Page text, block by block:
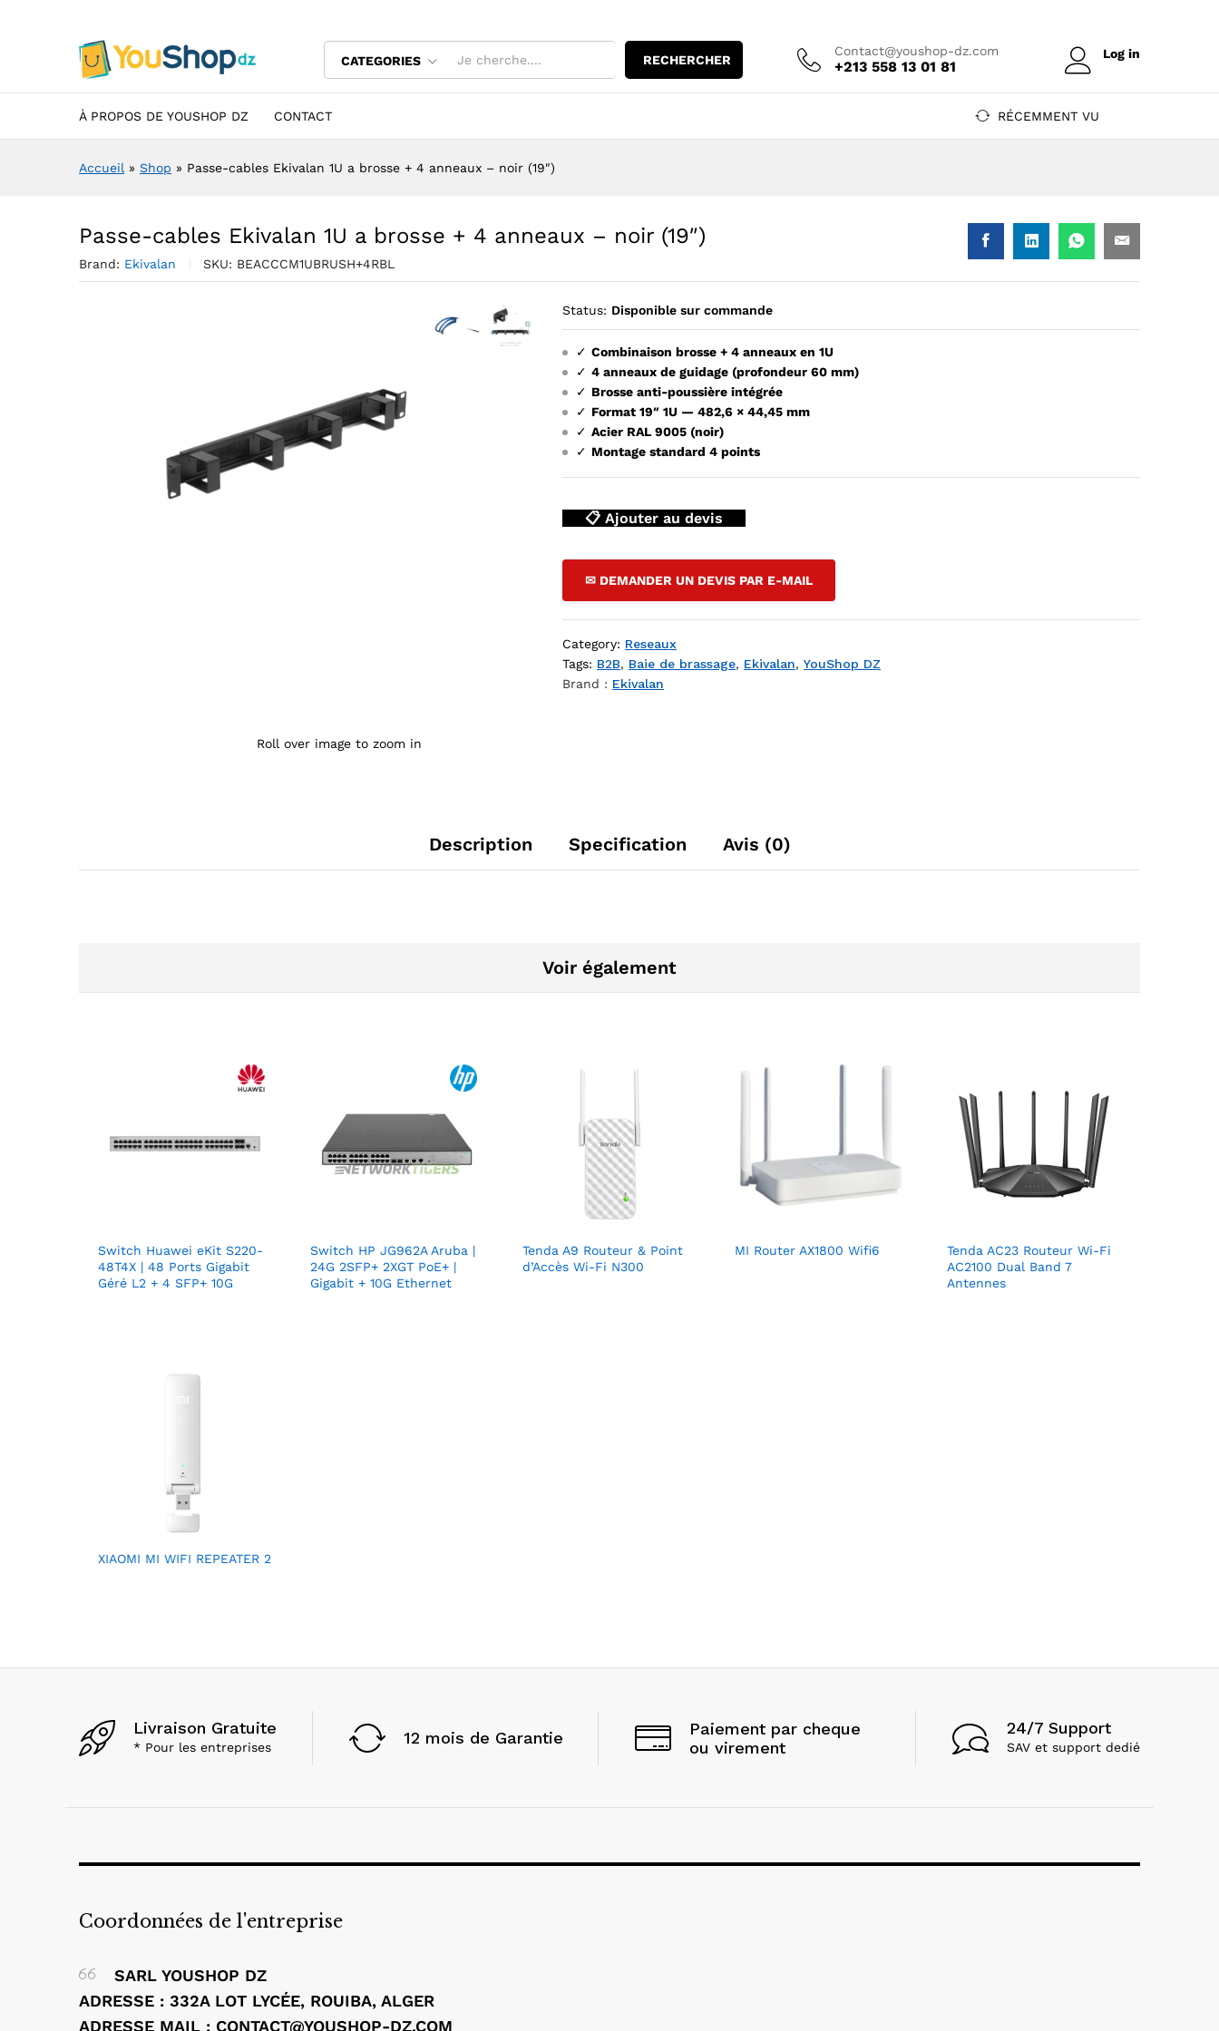
CATEGORIES RECHERCHER
Contact@youshop-dz.com
+213 558 13 01 81
Log in
À PROPOS DE YOUSHOP DZ CONTACT RÉCEMMENT VU
Accueil » Shop » Passe-cables Ekivalan 1U a brosse + 4 anneaux – noir (19″)
Passe-cables Ekivalan 1U a brosse + 4 anneaux – noir (19″)
Brand: Ekivalan SKU: BEACCCM1UBRUSH+4RBL
Agrandir l’image : Passe-cables Ekivalan 1U a brosse + 4 anneaux - noir (19") — YouShop DZ
Agrandir l’image : Passe-cables Ekivalan 1U a brosse + 4 anneaux - noir (19") — YouShop DZ
Agrandir l’image : Passe-cables Ekivalan 1U a brosse + 4 anneaux - noir (19") — YouShop DZ
Roll over image to zoom in
Status: Disponible sur commande
✓Combinaison brosse + 4 anneaux en 1U
✓4 anneaux de guidage (profondeur 60 mm)
✓ Brosse anti-poussière intégrée
✓ Format 19″ 1U — 482,6 × 44,45 mm
✓Acier RAL 9005 (noir)
✓ Montage standard 4 points
📋 Ajouter au devis
✉ DEMANDER UN DEVIS PAR E-MAIL
Category: Reseaux
Tags: B2B, Baie de brassage, Ekivalan,YouShop DZ
Brand : Ekivalan
Description Specification Avis (0)
Voir également
Switch Huawei eKit S220-
48T4X | 48 Ports Gigabit
Géré L2 + 4 SFP+ 10G
Switch HP JG962A Aruba |
24G 2SFP+ 2XGT PoE+ |
Gigabit + 10G Ethernet
Tenda A9 Routeur & Point
d’Accès Wi-Fi N300
MI Router AX1800 Wifi6
Tenda AC23 Routeur Wi-Fi
AC2100 Dual Band 7
Antennes
XIAOMI MI WIFI REPEATER 2
Livraison Gratuite
* Pour les entreprises 12 mois de Garantie
Paiement par cheque
ou virement
24/7 Support
SAV et support dedié
Coordonnées de l'entreprise
SARL YOUSHOP DZ
ADRESSE : 332A LOT LYCÉE, ROUIBA, ALGER
ADRESSE MAIL : CONTACT@YOUSHOP-DZ.COM